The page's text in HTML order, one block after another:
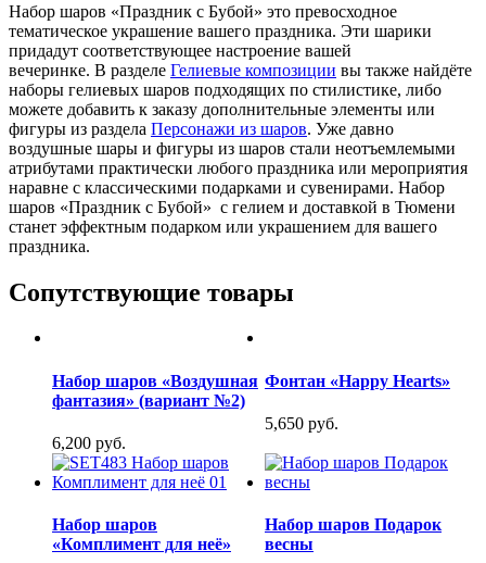
Набор шаров «Праздник с Бубой» это превосходное
тематическое украшение вашего праздника. Эти шарики
придадут соответствующее настроение вашей
вечеринке. В разделе Гелиевые композиции вы также найдёте
наборы гелиевых шаров подходящих по стилистике, либо
можете добавить к заказу дополнительные элементы или
фигуры из раздела Персонажи из шаров. Уже давно
воздушные шары и фигуры из шаров стали неотъемлемыми
атрибутами практически любого праздника или мероприятия
наравне с классическими подарками и сувенирами. Набор
шаров «Праздник с Бубой» с гелием и доставкой в Тюмени
станет эффектным подарком или украшением для вашего
праздника.
Сопутствующие товары
Набор шаров «Воздушная
фантазия» (вариант №2)
6,200 руб.
Фонтан «Happy Hearts»
5,650 руб.
Набор шаров
«Комплимент для неё»
Набор шаров Подарок
весны